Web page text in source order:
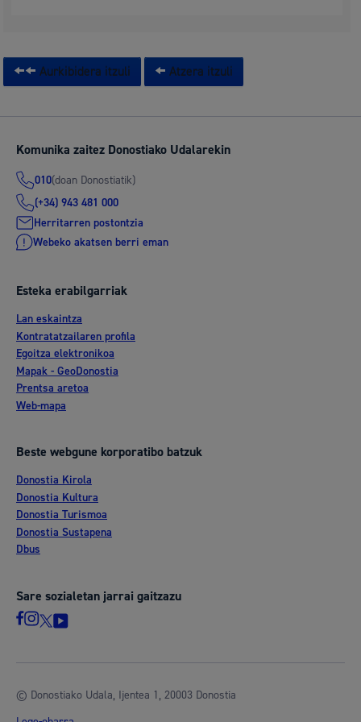
Aurkibidera itzuli Atzera itzuli
Komunika zaitez Donostiako Udalarekin
010(doan Donostiatik)
(+34) 943 481 000
Herritarren postontzia
Webeko akatsen berri eman
Esteka erabilgarriak
Lan eskaintza
Kontratatzailaren profila
Egoitza elektronikoa
Mapak - GeoDonostia
Prentsa aretoa
Web-mapa
Beste webgune korporatibo batzuk
Donostia Kirola
Donostia Kultura
Donostia Turismoa
Donostia Sustapena
Dbus
Sare sozialetan jarrai gaitzazu
© Donostiako Udala, Ijentea 1, 20003 Donostia